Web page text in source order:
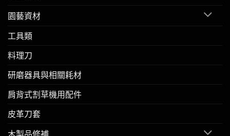
園藝資材
工具類
料理刀
研磨器具與相關耗材
肩背式割草機用配件
皮革刀套
木製品修補